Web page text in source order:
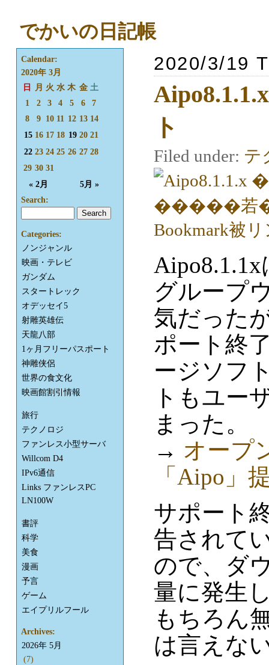
でかいの日記帳
2020/3/19
ト
Filed under: テ
Aipo8.1.1x
グループ
気だった
ポート終
ージソフ
トもユー
まった。
→ オープ
「Aipo」
サポート
告されて
ので、ダ
量に発生
もちろん
は言えな
Calendar:
2020年 3月
日
月 火 水 木 金 土
« 2月 5月 »
1 2 3 4 5 6
7
8
9 10 11 12 13 14
15 16 17 18 19 20 21
22 23 24 25 26 27 28
29 30 31
Search:
Categories:
ノンジャンル
映画・テレビ
ガンダム
スタートレック
オデッセイ5
射雕英雄伝
天龍八部
1ヶ月フリーパスポート
神雕侠侶
世界の食文化
映画館割引情報
旅行
テクノロジ
ファンレス小型サーバ
Willcom D4
IPv6通信
Links ファンレスPC
LN100W
書評
科学
美食
漫画
予言
ゲーム
エイプリルフール
Archives:
2026年 5月
(7)